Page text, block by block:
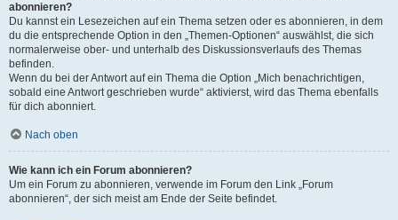
abonnieren?
Du kannst ein Lesezeichen auf ein Thema setzen oder es abonnieren, in dem
du die entsprechende Option in den „Themen-Optionen“ auswählst, die sich
normalerweise ober- und unterhalb des Diskussionsverlaufs des Themas
befinden.
Wenn du bei der Antwort auf ein Thema die Option „Mich benachrichtigen,
sobald eine Antwort geschrieben wurde“ aktivierst, wird das Thema ebenfalls
für dich abonniert.
Nach oben
Wie kann ich ein Forum abonnieren?
Um ein Forum zu abonnieren, verwende im Forum den Link „Forum
abonnieren“, der sich meist am Ende der Seite befindet.